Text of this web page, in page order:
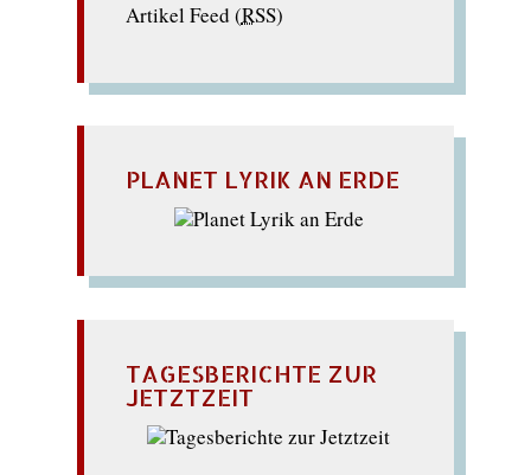
Artikel Feed (RSS)
PLANET LYRIK AN ERDE
TAGESBERICHTE ZUR
JETZTZEIT